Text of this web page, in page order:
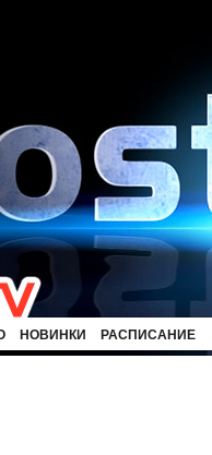
НОВИНКИ РАСПИСАНИЕ